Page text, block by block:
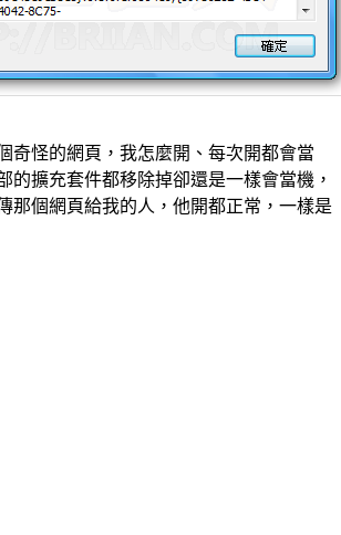
奇怪的網頁，我怎麼開、每次開都會當
的擴充套件都移除掉卻還是一樣會當機，
那個網頁給我的人，他開都正常，一樣是